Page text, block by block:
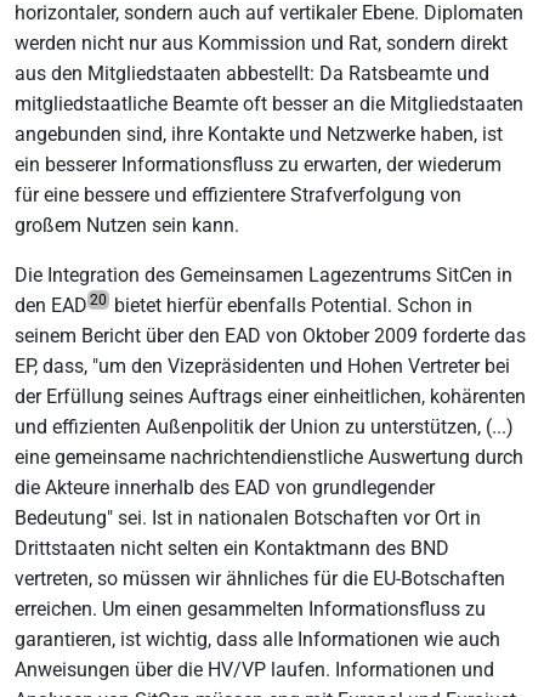
horizontaler, sondern auch auf vertikaler Ebene. Diplomaten
werden nicht nur aus Kommission und Rat, sondern direkt
aus den Mitgliedstaaten abbestellt: Da Ratsbeamte und
mitgliedstaatliche Beamte oft besser an die Mitgliedstaaten
angebunden sind, ihre Kontakte und Netzwerke haben, ist
ein besserer Informationsfluss zu erwarten, der wiederum
für eine bessere und effizientere Strafverfolgung von
großem Nutzen sein kann.
Die Integration des Gemeinsamen Lagezentrums SitCen in
den EAD 20
bietet hierfür ebenfalls Potential. Schon in
seinem Bericht über den EAD von Oktober 2009 forderte das
EP, dass, "um den Vizepräsidenten und Hohen Vertreter bei
der Erfüllung seines Auftrags einer einheitlichen, kohärenten
und effizienten Außenpolitik der Union zu unterstützen, (...)
eine gemeinsame nachrichtendienstliche Auswertung durch
die Akteure innerhalb des EAD von grundlegender
Bedeutung" sei. Ist in nationalen Botschaften vor Ort in
Drittstaaten nicht selten ein Kontaktmann des BND
vertreten, so müssen wir ähnliches für die EU-Botschaften
erreichen. Um einen gesammelten Informationsfluss zu
garantieren, ist wichtig, dass alle Informationen wie auch
Anweisungen über die HV/VP laufen. Informationen und